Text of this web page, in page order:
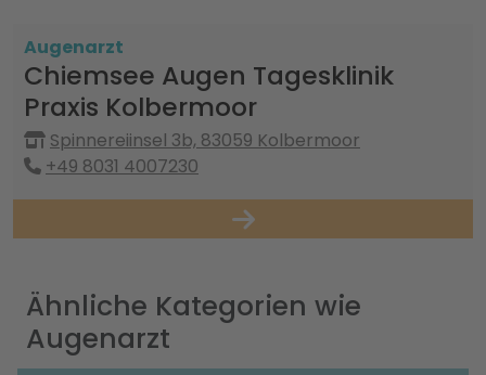
Augenarzt
Chiemsee Augen Tagesklinik
Praxis Kolbermoor
Spinnereiinsel 3b, 83059 Kolbermoor
+49 8031 4007230
Ähnliche Kategorien wie
Augenarzt